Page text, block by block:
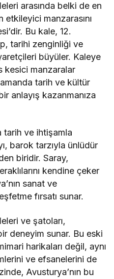
arasında belki de en
manzarasını
Bu kale, 12.
tarihi zenginliği ve
büyüler. Kaleye
kesici manzaralar
tarih ve kültür
anlayış kazanmanıza
tarih ve ihtişamla
barok tarzıyla ünlüdür
biridir. Saray,
kendine çeker
sanat ve
fırsatı sunar.
ve şatoları,
deneyim sunar. Bu eski
harikaları değil, aynı
ve efsanelerini de
Avusturya’nın bu